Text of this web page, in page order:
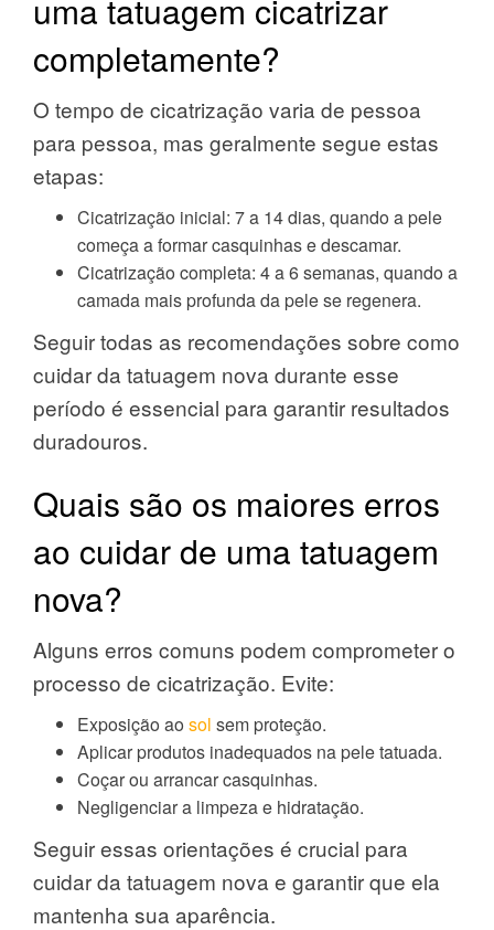
uma tatuagem cicatrizar
completamente?
O tempo de cicatrização varia de pessoa
para pessoa, mas geralmente segue estas
etapas:
Cicatrização inicial: 7 a 14 dias, quando a pele
começa a formar casquinhas e descamar.
Cicatrização completa: 4 a 6 semanas, quando a
camada mais profunda da pele se regenera.
Seguir todas as recomendações sobre como
cuidar da tatuagem nova durante esse
período é essencial para garantir resultados
duradouros.
Quais são os maiores erros
ao cuidar de uma tatuagem
nova?
Alguns erros comuns podem comprometer o
processo de cicatrização. Evite:
Exposição ao sol sem proteção.
Aplicar produtos inadequados na pele tatuada.
Coçar ou arrancar casquinhas.
Negligenciar a limpeza e hidratação.
Seguir essas orientações é crucial para
cuidar da tatuagem nova e garantir que ela
mantenha sua aparência.